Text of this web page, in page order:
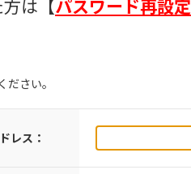
は 【パスワード再設定
さい。
レス：